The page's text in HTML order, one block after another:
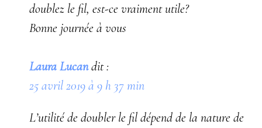
doublez le fil, est-ce vraiment utile?
Bonne journée à vous
Laura Lucandit :
25 avril 2019 à 9 h 37 min
L’utilité de doubler le fil dépend de la nature de